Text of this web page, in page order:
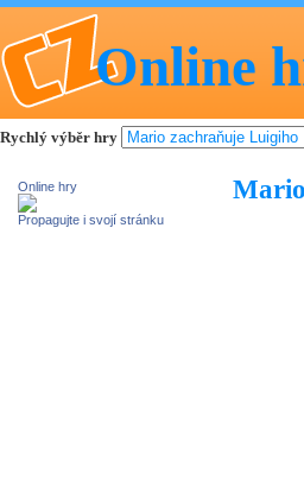
Online
Rychlý výběr hry
Online hry
Propagujte i svojí stránku